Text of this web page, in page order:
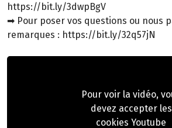
https://bit.ly/3dwpBgV
➡ Pour poser vos questions ou nous
remarques : https://bit.ly/32q57jN
Pour voir la vidéo,
devez accepter les
cookies Youtube